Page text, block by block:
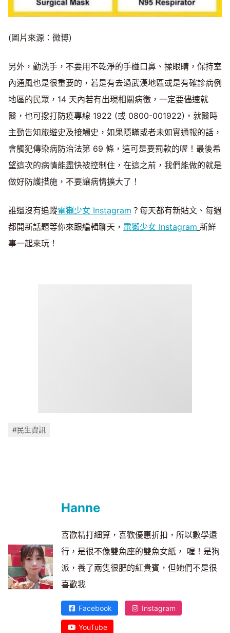
(圖片來源：微博)
另外，勤洗手，不要用不乾淨的手碰口鼻、揉眼睛，保持室
內通風也是很重要的，若是有去過武漢地區或是有確診病例
地區的民眾，14 天內若有出現相關病徵，一定要儘速就
醫，也可撥打防疫專線 1922 (或 0800-001922)，就醫時
主動告知旅遊史及接觸史，如果隱瞞或者未如實通報的話，
會觸犯傳染病防治法第 69 條，這可是要罰款的喔！最後希
望這次的病情能盡快被控制住，在這之前，我們能做的就是
做好防護措施，不要讓病情擴大了！
誰還沒有追蹤電獺少女 Instagram ？每天都有新貼文、每週
都開新話題等你來跟編輯聊天， 電獺少女 Instagram 新鮮
事一起來玩！
#民生資訊
Hanne
喜歡精打細算，喜歡優惠折扣，所以數學還
行，是很不像雙魚座的雙魚女紙， 喔！是狗
派，養了兩隻很肥的紅貴賓，但她們不是很
喜歡我
Facebook Instagram
YouTube